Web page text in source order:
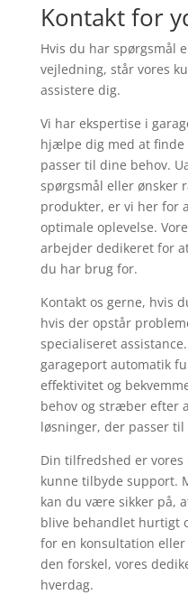
Kontakt for
Hvis du har spørgsmål
vejledning, står vores
assistere dig.
Vi har ekspertise i
hjælpe dig med at
passer til dine behov.
spørgsmål eller ønsker
produkter, er vi her for
optimale oplevelse.
arbejder dedikeret for
du har brug for.
Kontakt os gerne, hvis
hvis der opstår
specialiseret
garageport automatik
effektivitet og
behov og stræber efter
løsninger, der passer
Din tilfredshed er
kunne tilbyde support.
kan du være sikker på,
blive behandlet hurtigt
for en konsultation
den forskel, vores
hverdag.